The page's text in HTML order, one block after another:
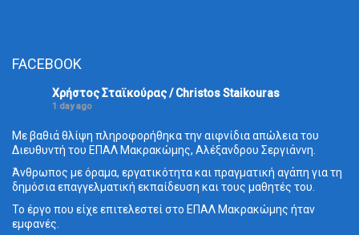
FACEBOOK
Χρήστος Σταϊκούρας / Christos Staikouras
1 day ago
Με βαθιά θλίψη πληροφορήθηκα την αιφνίδια απώλεια του
Διευθυντή του ΕΠΑΛ Μακρακώμης, Αλέξανδρου Σεργιάννη.
Άνθρωπος με όραμα, εργατικότητα και πραγματική αγάπη για τη
δημόσια επαγγελματική εκπαίδευση και τους μαθητές του.
Το έργο που είχε επιτελεστεί στο ΕΠΑΛ Μακρακώμης ήταν
εμφανές.